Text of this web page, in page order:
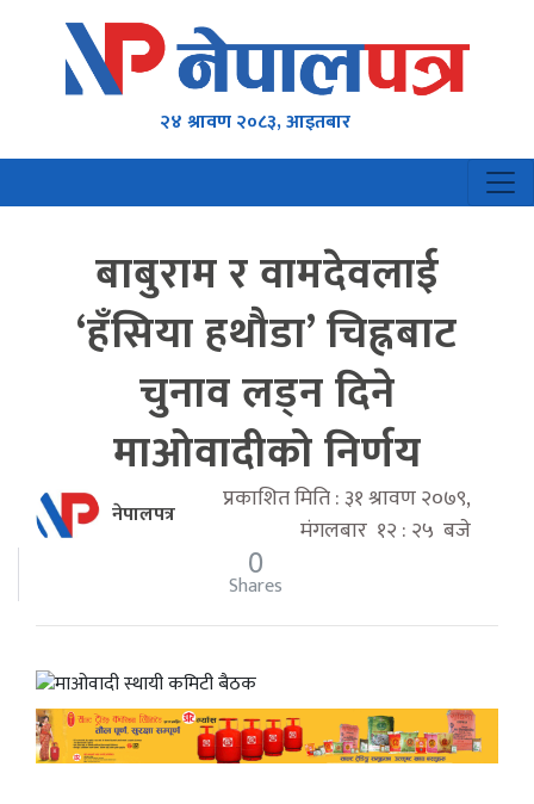
२४ श्रावण २०८३, आइतबार
बाबुराम र वामदेवलाई
‘हँसिया हथौडा’ चिह्नबाट
चुनाव लड्न दिने
माओवादीको निर्णय
नेपालपत्र
प्रकाशित मिति : ३१ श्रावण २०७९,
मंगलबार १२ : २५ बजे
0
Shares